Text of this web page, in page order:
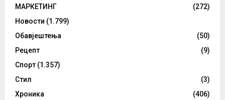
МАРКЕТИНГ
(272)
Новости (1.799)
Обавјештења
(50)
Рецепт
(9)
Спорт (1.357)
Стил
(3)
Хроника
(406)